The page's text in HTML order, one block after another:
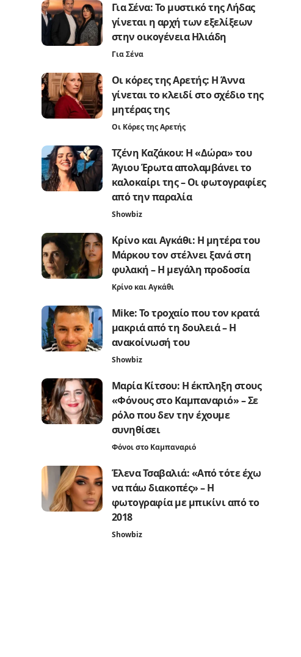
Για Σένα: Το μυστικό της Λήδας
γίνεται η αρχή των εξελίξεων
στην οικογένεια Ηλιάδη
Για Σένα
Οι κόρες της Αρετής: Η Άννα
γίνεται το κλειδί στο σχέδιο της
μητέρας της
Οι Κόρες της Αρετής
Τζένη Καζάκου: Η «Δώρα» του
Άγιου Έρωτα απολαμβάνει το
καλοκαίρι της – Οι φωτογραφίες
από την παραλία
Showbiz
Κρίνο και Αγκάθι: Η μητέρα του
Μάρκου τον στέλνει ξανά στη
φυλακή – Η μεγάλη προδοσία
Κρίνο και Αγκάθι
Mike: Το τροχαίο που τον κρατά
μακριά από τη δουλειά – Η
ανακοίνωσή του
Showbiz
Μαρία Κίτσου: Η έκπληξη στους
«Φόνους στο Καμπαναριό» – Σε
ρόλο που δεν την έχουμε
συνηθίσει
Φόνοι στο Καμπαναριό
Έλενα Τσαβαλιά: «Από τότε έχω
να πάω διακοπές» – Η
φωτογραφία με μπικίνι από το
2018
Showbiz